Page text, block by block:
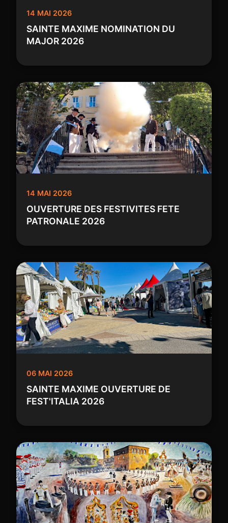
14 MAI 2026
SAINTE MAXIME NOMINATION DU
MAJOR 2026
14 MAI 2026
OUVERTURE DES FESTIVITES FETE
PATRONALE 2026
06 MAI 2026
SAINTE MAXIME OUVERTURE DE
FEST'ITALIA 2026